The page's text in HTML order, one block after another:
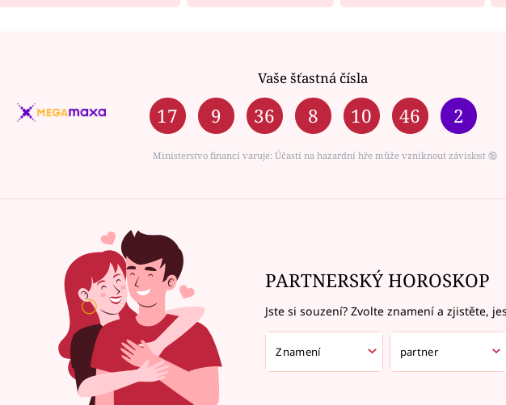
Vaše šťastná čísla
17 9 36 8 10 46 2
Ministerstvo financí varuje: Účastí na hazardní hře může vzniknout závislost ⑱
PARTNERSKÝ HOROSKOP
Jste si souzení? Zvolte znamení a zjistěte,